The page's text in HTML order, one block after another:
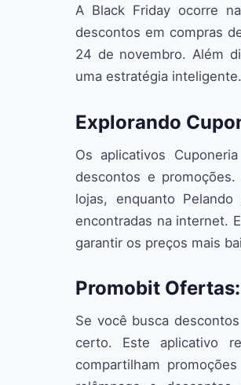
A Black Friday ocorre
descontos em compras
24 de novembro. Além
uma estratégia inteligente.
Explorando
Os aplicativos
descontos e
lojas, enquanto
encontradas na internet.
garantir os preços mais
Promobit
Se você busca
certo. Este aplicativo
compartilham